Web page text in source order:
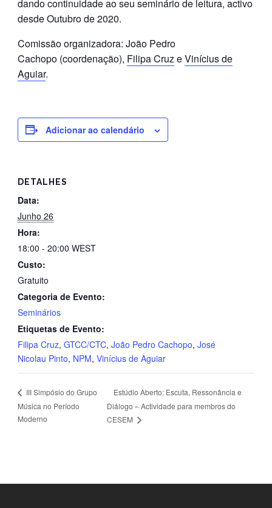
dando continuidade ao seu seminário de leitura, activo
desde Outubro de 2020.
Comissão organizadora: João Pedro
Cachopo (coordenação), Filipa CruzeVinícius de
Aguiar.
Adicionar ao calendário
DETALHES
Data:
Junho 26
Hora:
18:00 - 20:00 WEST
Custo:
Gratuito
Categoria de Evento:
Seminários
Etiquetas de Evento:
Filipa Cruz, GTCC/CTC, João Pedro Cachopo, José
Nicolau Pinto, NPM, Vinícius de Aguiar
III Simpósio do Grupo
Música no Período
Moderno
Estúdio Aberto: Escuta, Ressonância e
Diálogo – Actividade para membros do
CESEM